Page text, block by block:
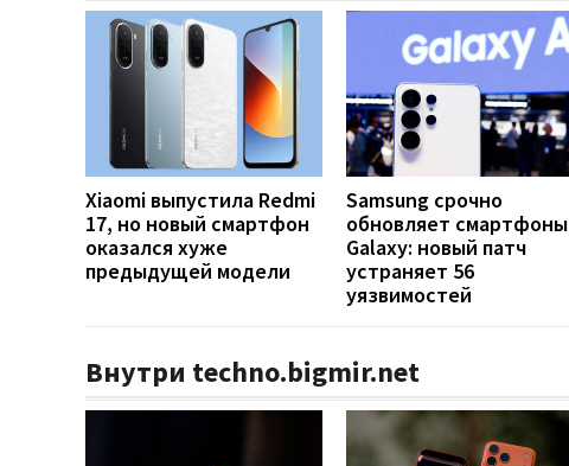
Xiaomi выпустила Redmi
17, но новый смартфон
оказался хуже
предыдущей модели
Samsung срочно
обновляет смартфоны
Galaxy: новый патч
устраняет 56
уязвимостей
Внутри techno.bigmir.net